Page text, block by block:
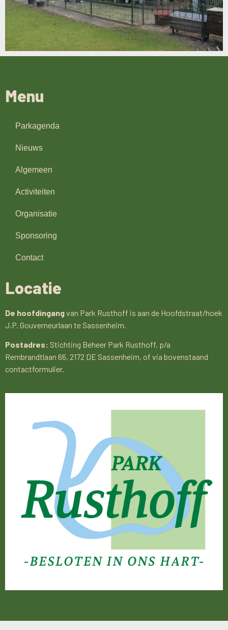
Menu
Parkagenda
Nieuws
Algemeen
Activiteiten
Organisatie
Sponsoring
Contact
Locatie
De hoofdingangvan Park Rusthoff is aan de Hoofdstraat/hoek
J.P. Gouverneurlaan te Sassenheim.
Postadres: Stichting Beheer Park Rusthoff, p/a
Rembrandtlaan 66, 2172 DE Sassenheim, of via bovenstaand
contactformulier.